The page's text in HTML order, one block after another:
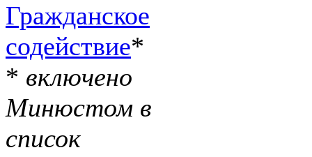
Гражданское
содействие*
* включено
Минюстом в
список